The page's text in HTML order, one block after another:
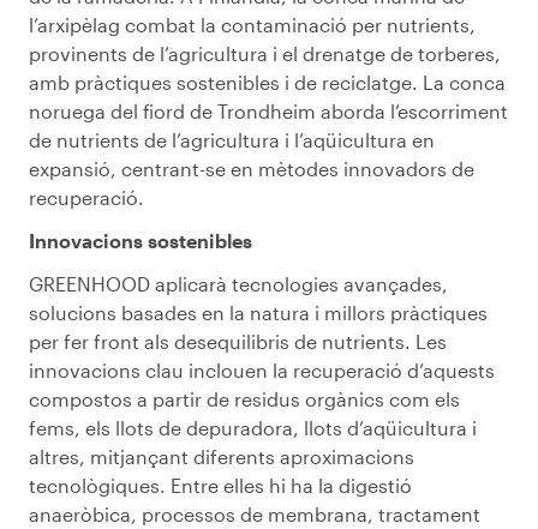
l’arxipèlag combat la contaminació per nutrients,
provinents de l’agricultura i el drenatge de torberes,
amb pràctiques sostenibles i de reciclatge. La conca
noruega del fiord de Trondheim aborda l’escorriment
de nutrients de l’agricultura i l’aqüicultura en
expansió, centrant-se en mètodes innovadors de
recuperació.
Innovacions sostenibles
GREENHOOD aplicarà tecnologies avançades,
solucions basades en la natura i millors pràctiques
per fer front als desequilibris de nutrients. Les
innovacions clau inclouen la recuperació d’aquests
compostos a partir de residus orgànics com els
fems, els llots de depuradora, llots d’aqüicultura i
altres, mitjançant diferents aproximacions
tecnològiques. Entre elles hi ha la digestió
anaeròbica, processos de membrana, tractament